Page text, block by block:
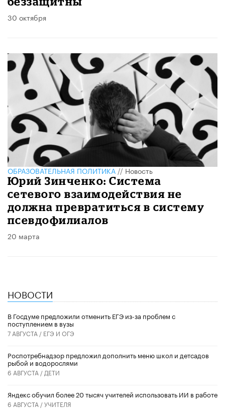
30 октября
ОБРАЗОВАТЕЛЬНАЯ ПОЛИТИКА//Новость
Юрий Зинченко: Система
сетевого взаимодействия не
должна превратиться в систему
псевдофилиалов
20 марта
НОВОСТИ
В Госдуме предложили отменить ЕГЭ из-за проблем с
поступлением в вузы
7 АВГУСТА / ЕГЭ И ОГЭ
Роспотребнадзор предложил дополнить меню школ и детсадов
рыбой и водорослями
6 АВГУСТА / ДЕТИ
​Яндекс обучил более 20 тысяч учителей использовать ИИ в работе
6 АВГУСТА /УЧИТЕЛЯ